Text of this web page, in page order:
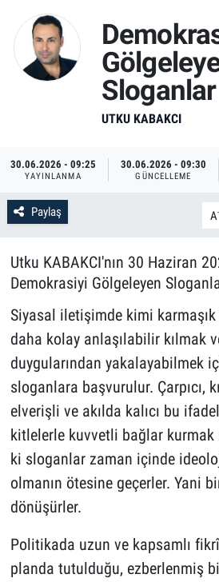
Sloganlar
UTKU KABAKCI
30.06.2026 - 09:25
YAYINLANMA
30.06.2026 - 09:30
GÜNCELLEME
Paylaş A-
Utku KABAKCI'nın 30 Haziran
Demokrasiyi Gölgeleyen
Siyasal iletişimde kimi
daha kolay anlaşılabilir kılmak
duygularından yakalayabilmek
sloganlara başvurulur. Çarpıcı,
elverişli ve akılda kalıcı bu
kitlelerle kuvvetli bağlar kurmak
ki sloganlar zaman içinde
olmanın ötesine geçerler. Yani
dönüşürler.
Politikada uzun ve kapsamlı
planda tutulduğu, ezberlenmiş